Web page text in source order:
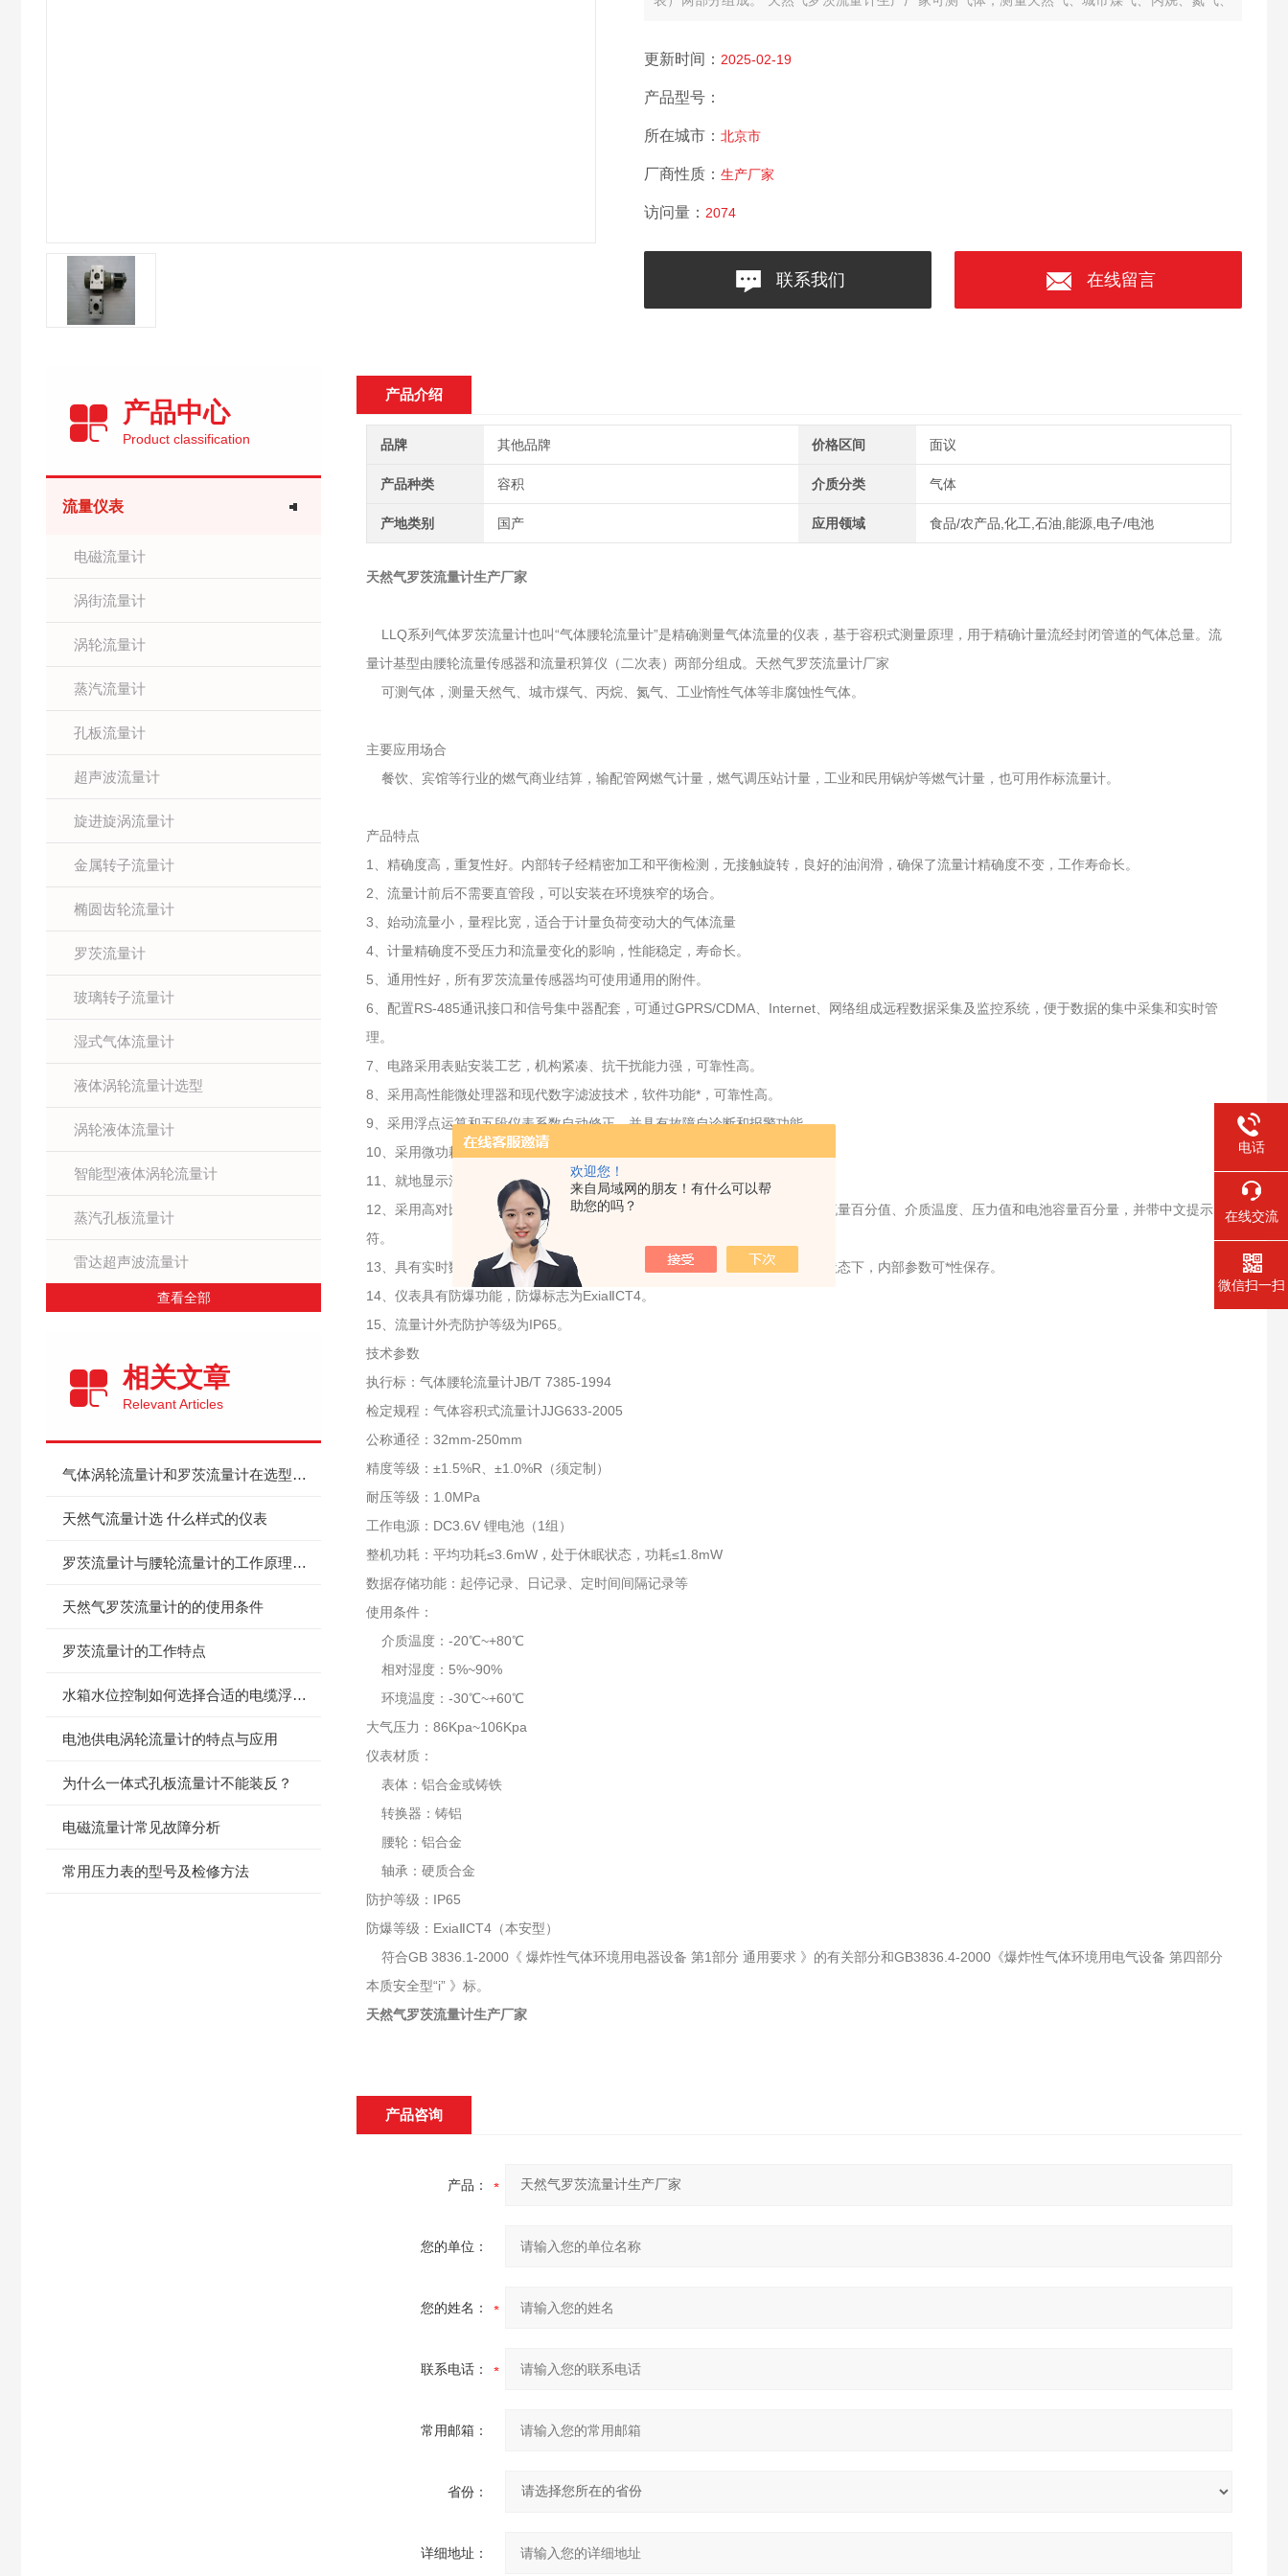
欢迎您！
来自局域网的朋友！有什么可以帮
助您的吗？
更新时间： 2025-02-19
产品型号：
所在城市： 北京市
厂商性质： 生产厂家
访问量： 2074
联系我们 在线留言
产品中心
Product classification
流量仪表
电磁流量计
涡街流量计
涡轮流量计
蒸汽流量计
孔板流量计
超声波流量计
旋进旋涡流量计
金属转子流量计
椭圆齿轮流量计
罗茨流量计
玻璃转子流量计
湿式气体流量计
液体涡轮流量计选型
涡轮液体流量计
智能型液体涡轮流量计
蒸汽孔板流量计
雷达超声波流量计
查看全部
相关文章
Relevant Articles
气体涡轮流量计和罗茨流量计在选型中的区别
天然气流量计选 什么样式的仪表
罗茨流量计与腰轮流量计的工作原理及优缺点比较
天然气罗茨流量计的的使用条件
罗茨流量计的工作特点
水箱水位控制如何选择合适的电缆浮球开关
电池供电涡轮流量计的特点与应用
为什么一体式孔板流量计不能装反？
电磁流量计常见故障分析
常用压力表的型号及检修方法
产品介绍
品牌 其他品牌 价格区间 面议
产品种类 容积 介质分类 气体
产地类别 国产 应用领域 食品/农产品,化工,石油,能源,电子/电池
天然气罗茨流量计生产厂家
LLQ系列气体罗茨流量计也叫“气体腰轮流量计”是精确测量气体流量的仪表，基于容积式测量原理，用于精确计量流经封闭管道的气体总量。流
量计基型由腰轮流量传感器和流量积算仪（二次表）两部分组成。天然气罗茨流量计厂家
可测气体，测量天然气、城市煤气、丙烷、氮气、工业惰性气体等非腐蚀性气体。
主要应用场合
餐饮、宾馆等行业的燃气商业结算，输配管网燃气计量，燃气调压站计量，工业和民用锅炉等燃气计量，也可用作标流量计。
产品特点
1、精确度高，重复性好。内部转子经精密加工和平衡检测，无接触旋转，良好的油润滑，确保了流量计精确度不变，工作寿命长。
2、流量计前后不需要直管段，可以安装在环境狭窄的场合。
3、始动流量小，量程比宽，适合于计量负荷变动大的气体流量
4、计量精确度不受压力和流量变化的影响，性能稳定，寿命长。
5、通用性好，所有罗茨流量传感器均可使用通用的附件。
6、配置RS-485通讯接口和信号集中器配套，可通过GPRS/CDMA、Internet、网络组成远程数据采集及监控系统，便于数据的集中采集和实时管
理。
7、电路采用表贴安装工艺，机构紧凑、抗干扰能力强，可靠性高。
8、采用高性能微处理器和现代数字滤波技术，软件功能*，可靠性高。
9、采用浮点运算和五段仪表系数自动修正，并具有故障自诊断和报警功能。
10、采用微功耗优良技术，内、外电源供电工作，整机功耗低。
11、就地显示流量值，并带多种信号输出功能。
12、采用高对比度的液晶显示器，可显示标累积流量、标体积流量、工况体积流量百分值、介质温度、压力值和电池容量百分量，并带中文提示
符。
13、具有实时数据存储功能，可防止更换电池或突然掉电时数据丢失，在停电状态下，内部参数可*性保存。
14、仪表具有防爆功能，防爆标志为ExiaⅡCT4。
15、流量计外壳防护等级为IP65。
技术参数
执行标：气体腰轮流量计JB/T 7385-1994
检定规程：气体容积式流量计JJG633-2005
公称通径：32mm-250mm
精度等级：±1.5%R、±1.0%R（须定制）
耐压等级：1.0MPa
工作电源：DC3.6V 锂电池（1组）
整机功耗：平均功耗≤3.6mW，处于休眠状态，功耗≤1.8mW
数据存储功能：起停记录、日记录、定时间间隔记录等
使用条件：
介质温度：-20℃~+80℃
相对湿度：5%~90%
环境温度：-30℃~+60℃
大气压力：86Kpa~106Kpa
仪表材质：
表体：铝合金或铸铁
转换器：铸铝
腰轮：铝合金
轴承：硬质合金
防护等级：IP65
防爆等级：ExiaⅡCT4（本安型）
符合GB 3836.1-2000《 爆炸性气体环境用电器设备 第1部分 通用要求 》的有关部分和GB3836.4-2000《爆炸性气体环境用电气设备 第四部分
本质安全型“i” 》标。
天然气罗茨流量计生产厂家
产品咨询
产品：
您的单位：
您的姓名：
联系电话：
常用邮箱：
省份：
详细地址：
电话
在线交流
微信扫一扫